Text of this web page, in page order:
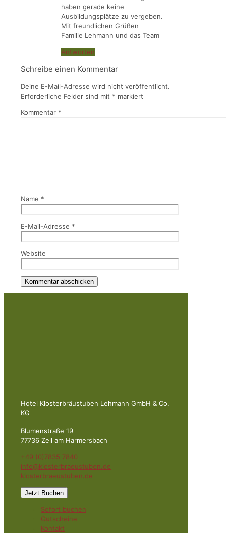
haben gerade keine
Ausbildungsplätze zu vergeben.
Mit freundlichen Grüßen
Familie Lehmann und das Team
Antworten
Schreibe einen Kommentar
Deine E-Mail-Adresse wird nicht veröffentlicht.
Erforderliche Felder sind mit * markiert
Kommentar *
Name *
E-Mail-Adresse *
Website
Hotel Klosterbräustuben Lehmann GmbH & Co.
KG
Blumenstraße 19
77736 Zell am Harmersbach
+49 (0)7835 7840
info@klosterbraeustuben.de
klosterbraeustuben.de
Jetzt Buchen
Sofort buchen
Gutscheine
Kontakt